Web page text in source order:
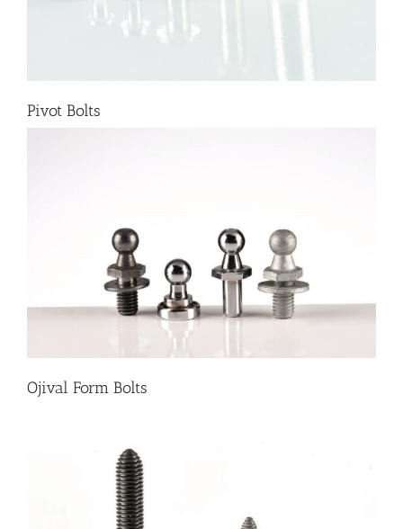
Pivot Bolts
Ojival Form Bolts